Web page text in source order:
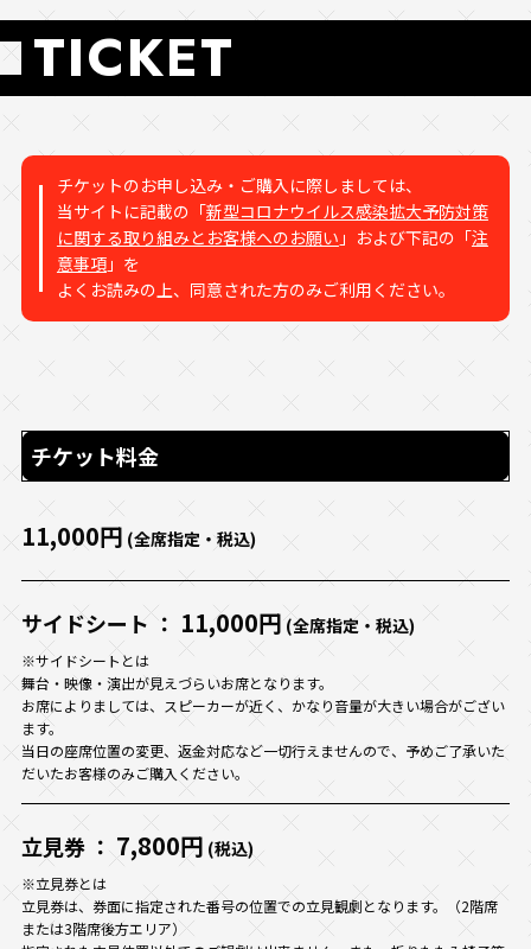
TICKET
チケットのお申し込み・ご購入に際しましては、
当サイトに記載の「新型コロナウイルス感染拡大予防対策
に関する取り組みとお客様へのお願い」および下記の「注
意事項」を
よくお読みの上、同意された方のみご利用ください。
チケット料金
11,000円 (全席指定・税込)
サイドシート ： 11,000円 (全席指定・税込)
※サイドシートとは
舞台・映像・演出が見えづらいお席となります。
お席によりましては、スピーカーが近く、かなり音量が大きい場合がござい
ます。
当日の座席位置の変更、返金対応など一切行えませんので、予めご了承いた
だいたお客様のみご購入ください。
立見券 ： 7,800円 (税込)
※立見券とは
立見券は、券面に指定された番号の位置での立見観劇となります。（2階席
または3階席後方エリア）